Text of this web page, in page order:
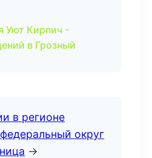
Уют Кирпич -
в Грозный
в регионе
округ
→